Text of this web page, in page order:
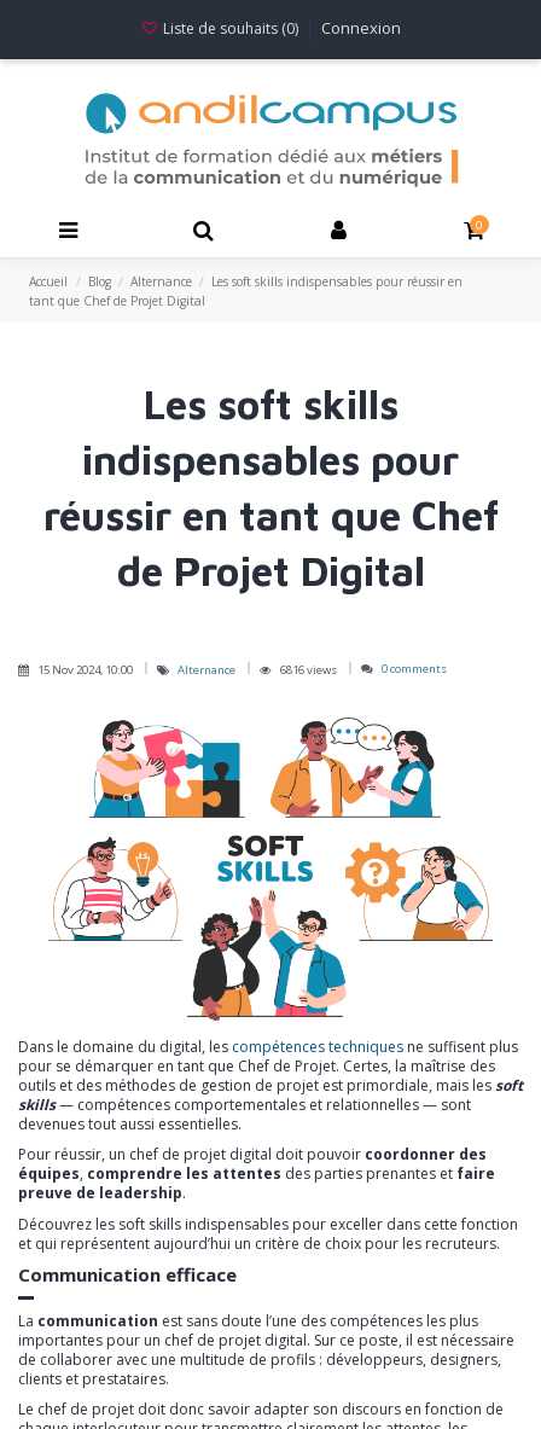
Liste de souhaits (0) Connexion
0
Accueil Blog Alternance
Les soft skills indispensables pour réussir en
tant que Chef de Projet Digital
Les soft skills
indispensables pour
réussir en tant que Chef
de Projet Digital
15 Nov 2024, 10:00 Alternance 6816 views 0 comments
Dans le domaine du digital, les compétences techniques ne suffisent plus
pour se démarquer en tant que Chef de Projet. Certes, la maîtrise des
outils et des méthodes de gestion de projet est primordiale, mais lessoft
skills— compétences comportementales et relationnelles — sont
devenues tout aussi essentielles.
Pour réussir, un chef de projet digital doit pouvoir coordonner des
équipes, comprendre les attentes des parties prenantes et faire
preuve de leadership.
Découvrez les soft skills indispensables pour exceller dans cette fonction
et qui représentent aujourd’hui un critère de choix pour les recruteurs.
Communication efficace
La communication est sans doute l’une des compétences les plus
importantes pour un chef de projet digital. Sur ce poste, il est nécessaire
de collaborer avec une multitude de profils : développeurs, designers,
clients et prestataires.
Le chef de projet doit donc savoir adapter son discours en fonction de